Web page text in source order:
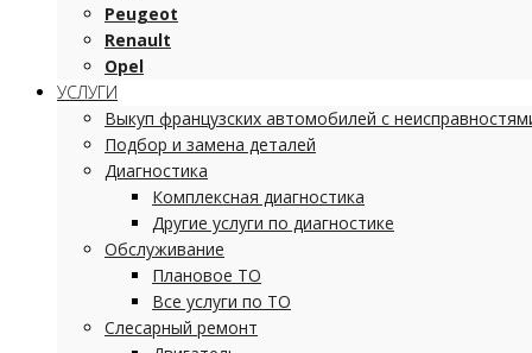
Peugeot
Renault
Opel
УСЛУГИ
Выкуп французских автомобилей с
Подбор и замена деталей
Диагностика
Комплексная диагностика
Другие услуги по диагностике
Обслуживание
Плановое ТО
Все услуги по ТО
Слесарный ремонт